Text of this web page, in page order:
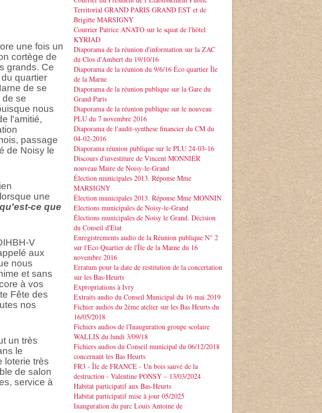
une fois un
cortège de
grands. Ce
quartier
de se
de se
nous
l'amitié,
passage
de Noisy le
une
ce que
V
aux
nous
et sans
à vos
Fête des
nos
un très
le
loterie très
de salon
service à
Territorial GRAND PARIS GRAND EST et de
Brigitte MARSIGNY
Courrier Patrice ANATO sur le squat de l'hôtel
KYRIAD
Diaporama de la réunion d'information sur la ZAC
du Clos d'Ambert du 19/10/16
Diaporama de la réunion du 9/6/16 Éco quartier Île
de la Marne
Diaporama de la réunion publique sur la Gare du
Grand Paris
Diaporama de la réunion publique sur le nouveau
PLU du 7 novembre 2016
Diaporama de l'audit-synthese financier du CM du
04-02-2016
Diaporama réunion publique sur le PLU 24-03-16
Discours d'investiture de Vincent MONNIER
nouveau Maire de Noisy-le-Grand
Élection municipales 2013. Réponse Mme
MARSIGNY
Élection municipales 2013. Réponse Mme MONNIN
Elections municipales de Noisy-le-Grand
Élections municipales de Noisy le Grand. Décision
du Conseil d'Etat
Enregistrements audio de la Réunion publique N° 2
sur l'Eco Quartier de l'Île de la Marne du 16
novembre 2016
Erratum pour la date de restitution de la concertation
sur les Bas-Heurts
Expropriations à Ivry
Extraits audio du Conseil Municipal du 16 mai 2019
Fichier audios du 2ème atelier sur les Bas Heurts du
16/05/2018
Fichiers audios de l'Inauguration groupe scolaire
WALLIS du lundi 3/09/18
Fichiers audios du Conseil municipal du 06/12/2018
concernant les Bas Heurts
FR3 - Île de FRANCE - Un bois sauvé de la
destruction - Valentine PONSY – 13/03/2024
Habitat participatif aux Bas-Heurts
Habitat participatif mise à jour 05/2025
Inauguration du parc Louis Antoine de